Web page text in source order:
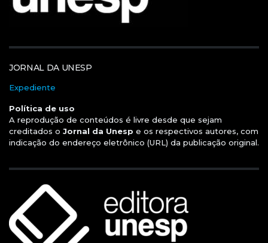
JORNAL DA UNESP
Expediente
Política de uso
A reprodução de conteúdos é livre desde que sejam
creditados o Jornal da Unesp e os respectivos autores, com
indicação do endereço eletrônico (URL) da publicação original.